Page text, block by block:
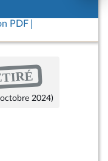
PDF
2024)